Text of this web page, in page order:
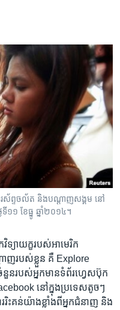
ទូរស័ព្ទ​ចល័ត និង​បណ្តាញ​សង្គម នៅ
១១ ខែធ្នូ ឆ្នាំ២០១៤។
ទ្យាយក្ខ​របស់​អាមេរិក​
ាញ​របស់​ខ្លួន​ ​គឺ​ ​Explore
នួន​របស់អ្នក​មាន​ទំព័រ​ហ្វេស​ប៊ុក​
នៅ​ក្នុង​ប្រទេស​តូចៗ​
រិះគន់​យ៉ាង​ខ្លាំង​ពី​អ្នក​ជំនាញ​ និង​